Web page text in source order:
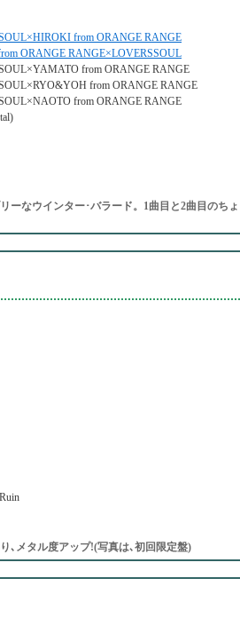
from ORANGE RANGE
ORANGE RANGE×LOVERSSOUL
from ORANGE RANGE
from ORANGE RANGE
from ORANGE RANGE
ーなウインター･バラード。1曲目と2曲目のちょ
､メタル度アップ!(写真は､初回限定盤)